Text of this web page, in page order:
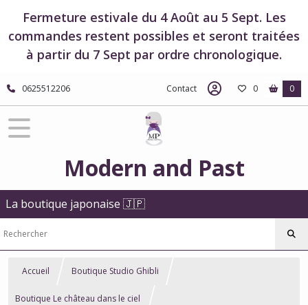
Fermeture estivale du 4 Août au 5 Sept. Les
commandes restent possibles et seront traitées
à partir du 7 Sept par ordre chronologique.
0625512206 Contact 0 0
Modern and Past
La boutique japonaise 🇯🇵
Accueil Boutique Studio Ghibli
Boutique Le château dans le ciel